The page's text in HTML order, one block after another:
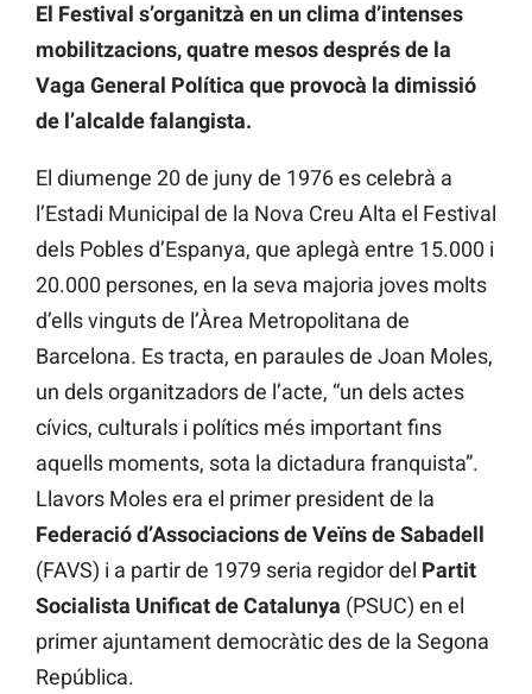
El Festival s’organitzà en un clima d’intenses
mobilitzacions, quatre mesos després de la
Vaga General Política que provocà la dimissió
de l’alcalde falangista.
El diumenge 20 de juny de 1976 es celebrà a
l’Estadi Municipal de la Nova Creu Alta el Festival
dels Pobles d’Espanya, que aplegà entre 15.000 i
20.000 persones, en la seva majoria joves molts
d’ells vinguts de l’Àrea Metropolitana de
Barcelona. Es tracta, en paraules de Joan Moles,
un dels organitzadors de l’acte, “un dels actes
cívics, culturals i polítics més important fins
aquells moments, sota la dictadura franquista”.
Llavors Moles era el primer president de la
Federació d’Associacions de Veïns de Sabadell
(FAVS) i a partir de 1979 seria regidor del Partit
Socialista Unificat de Catalunya (PSUC) en el
primer ajuntament democràtic des de la Segona
República.